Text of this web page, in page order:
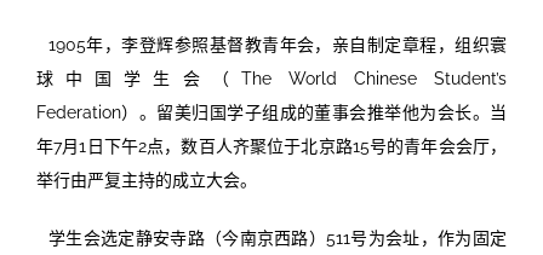
1905年，李登辉参照基督教青年会，亲自制定章程，组织寰
球中国学生会（The World Chinese Student’s
Federation）。留美归国学子组成的董事会推举他为会长。当
年7月1日下午2点，数百人齐聚位于北京路15号的青年会会厅，
举行由严复主持的成立大会。
学生会选定静安寺路（今南京西路）511号为会址，作为固定